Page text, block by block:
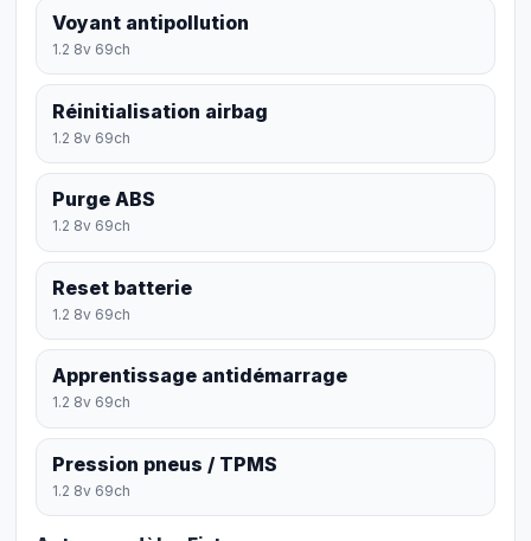
Voyant antipollution
1.2 8v 69ch
Réinitialisation airbag
1.2 8v 69ch
Purge ABS
1.2 8v 69ch
Reset batterie
1.2 8v 69ch
Apprentissage antidémarrage
1.2 8v 69ch
Pression pneus / TPMS
1.2 8v 69ch